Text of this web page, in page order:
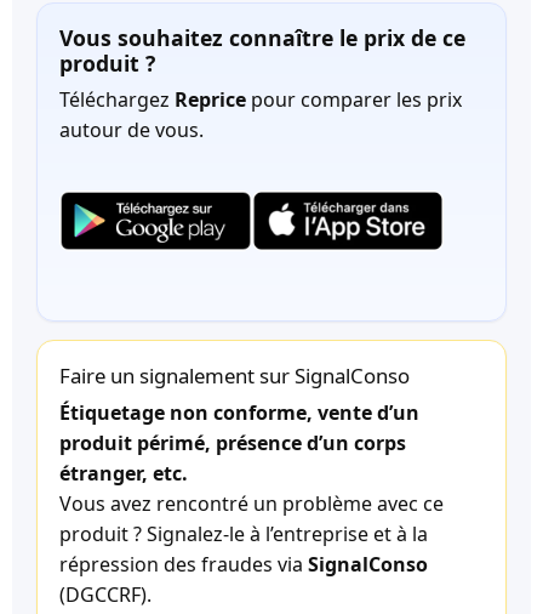
Vous souhaitez connaître le prix de ce
produit ?
Téléchargez Reprice pour comparer les prix
autour de vous.
Faire un signalement sur SignalConso
Étiquetage non conforme, vente d’un
produit périmé, présence d’un corps
étranger, etc.
Vous avez rencontré un problème avec ce
produit ? Signalez-le à l’entreprise et à la
répression des fraudes via SignalConso
(DGCCRF).